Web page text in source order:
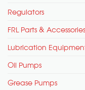
Regulators
FRL Parts & Accessories
Lubrication
Oil Pumps
Grease Pumps